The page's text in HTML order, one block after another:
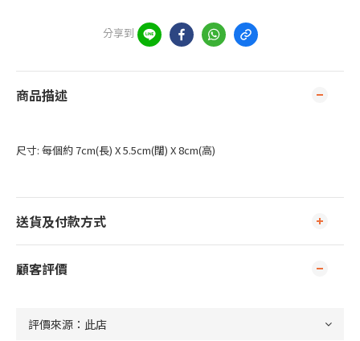
分享到
商品描述
尺寸: 每個約 7cm(長) X 5.5cm(闊) X 8cm(高)
送貨及付款方式
顧客評價